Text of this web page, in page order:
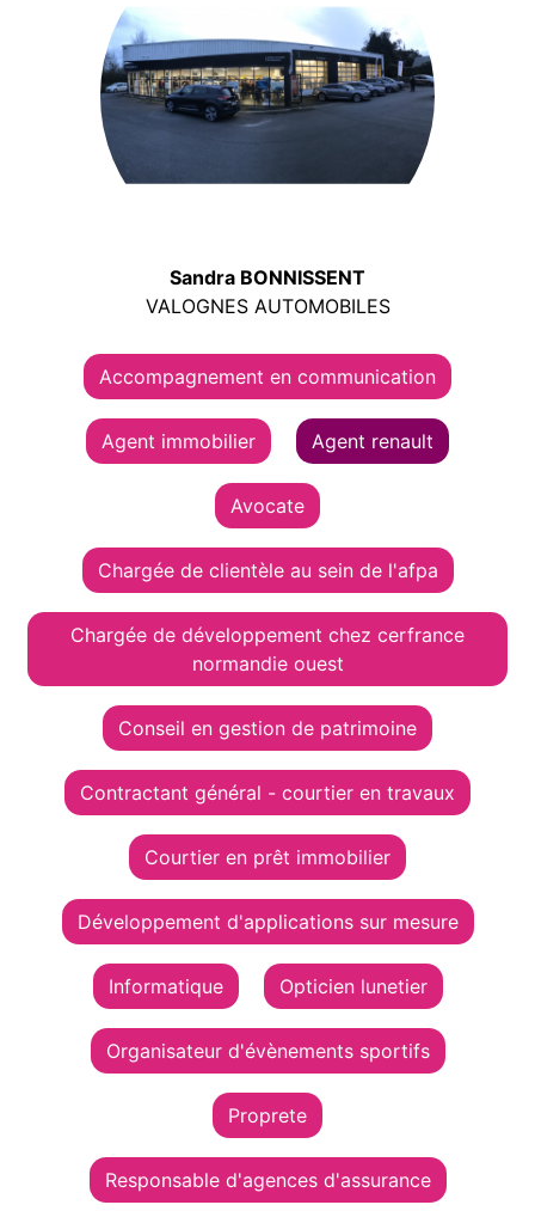
Sandra BONNISSENT
VALOGNES AUTOMOBILES
Accompagnement en communication
Agent immobilier Agent renault
Avocate
Chargée de clientèle au sein de l'afpa
Chargée de développement chez cerfrance
normandie ouest
Conseil en gestion de patrimoine
Contractant général - courtier en travaux
Courtier en prêt immobilier
Développement d'applications sur mesure
Informatique Opticien lunetier
Organisateur d'évènements sportifs
Proprete
Responsable d'agences d'assurance